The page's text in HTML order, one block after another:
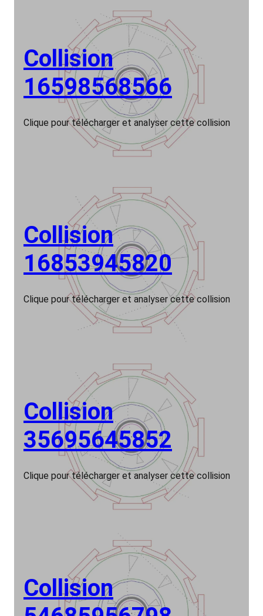
Collision
16598568566
Clique pour télécharger et analyser cette collision
Collision
16853945820
Clique pour télécharger et analyser cette collision
Collision
35695645852
Clique pour télécharger et analyser cette collision
Collision